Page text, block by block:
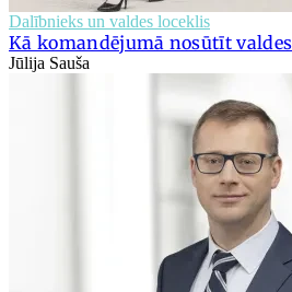
Dalībnieks un valdes loceklis
Kā komandējumā nosūtīt
Jūlija Sauša